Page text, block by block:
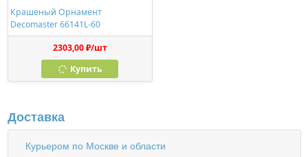
Крашеный Орнамент
Decomaster 66141L-60
2303,00 ₽/шт
Купить
Доставка
Курьером по Москве и области